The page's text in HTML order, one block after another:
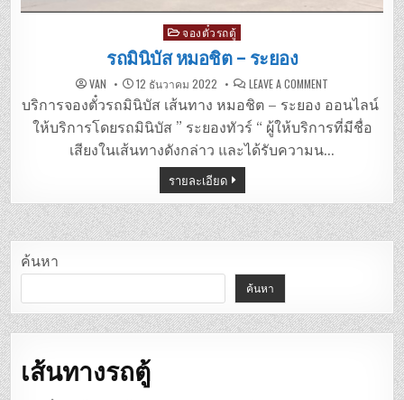
Posted
in
จองตั๋วรถตู้
รถมินิบัส หมอชิต – ระยอง
VAN 12 ธันวาคม 2022 LEAVE A COMMENT
มิ
นิ
บัส
หมอชิต
ระยอง
บริการจองตั๋วรถมินิบัส เส้นทาง หมอชิต – ระยอง ออนไลน์
ให้บริการโดยรถมินิบัส ” ระยองทัวร์ “ ผู้ให้บริการที่มีชื่อ
เสียงในเส้นทางดังกล่าว และได้รับความน…
รายละเอียด
ค้นหา
ค้นหา
เส้นทางรถตู้